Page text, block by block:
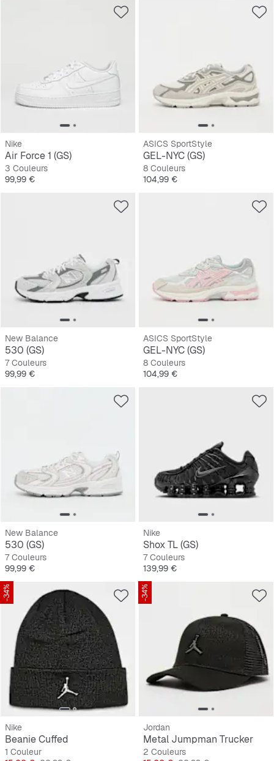
Nike
Air Force 1 (GS)
3 Couleurs
Prix
99,99 €
ASICS SportStyle
GEL-NYC (GS)
8 Couleurs
Prix
104,99 €
New Balance
530 (GS)
7 Couleurs
Prix
99,99 €
ASICS SportStyle
GEL-NYC (GS)
8 Couleurs
Prix
104,99 €
New Balance
530 (GS)
7 Couleurs
Prix
99,99 €
Nike
Shox TL (GS)
7 Couleurs
Prix
139,99 €
-34%
Nike
Beanie Cuffed
1 Couleur
-34%
Jordan
Metal Jumpman Trucker
2 Couleurs